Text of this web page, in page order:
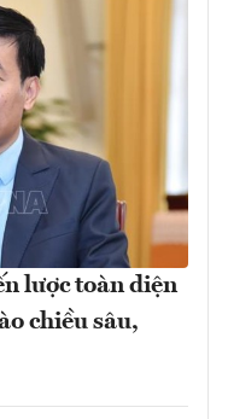
lược toàn diện
chiều sâu,